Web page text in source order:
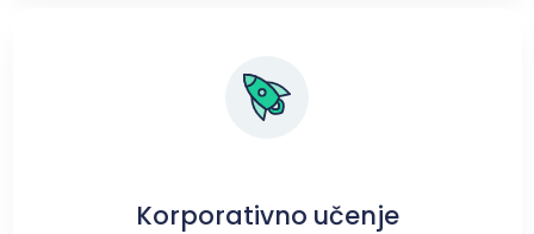
Korporativno učenje